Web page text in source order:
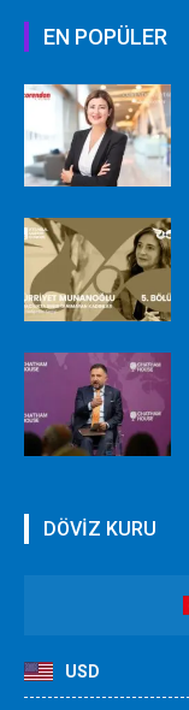
EN POPÜLER
DÖVİZ KURU
USD